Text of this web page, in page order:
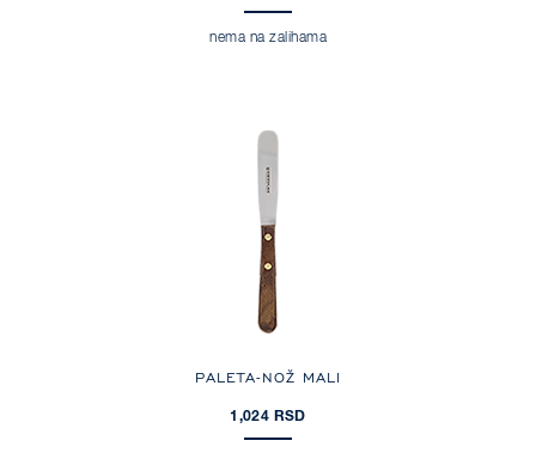
nema na zalihama
PALETA-NOŽ MALI
1,024 RSD